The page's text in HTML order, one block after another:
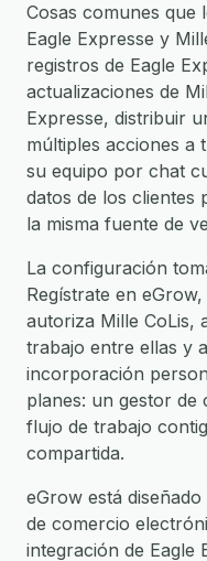
Cosas comunes que
Eagle Expresse y
registros de Eagle
actualizaciones de
Expresse, distribuir
múltiples acciones a
su equipo por chat
datos de los clientes
la misma fuente de
La configuración
Regístrate en
autoriza Mille CoLis,
trabajo entre ellas y
incorporación
planes: un gestor
flujo de trabajo
compartida.
eGrow está
de comercio
integración de Eagle